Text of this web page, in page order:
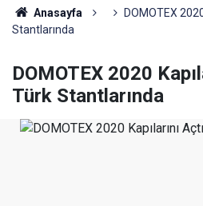
Anasayfa
DOMOTEX
Stantlarında
DOMOTEX 2020
Türk Stantlarında